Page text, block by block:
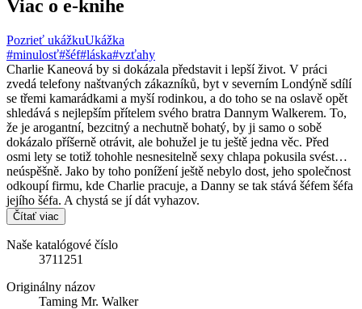
Viac o e-knihe
Pozrieť ukážkuUkážka
#minulosť#šéf#láska#vzťahy
Charlie Kaneová by si dokázala představit i lepší život. V práci
zvedá telefony naštvaných zákazníků, byt v severním Londýně sdílí
se třemi kamarádkami a myší rodinkou, a do toho se na oslavě opět
shledává s nejlepším přítelem svého bratra Dannym Walkerem. To,
že je arogantní, bezcitný a nechutně bohatý, by ji samo o sobě
dokázalo příšerně otrávit, ale bohužel je tu ještě jedna věc. Před
osmi lety se totiž tohohle nesnesitelně sexy chlapa pokusila svést…
neúspěšně. Jako by toho ponížení ještě nebylo dost, jeho společnost
odkoupí firmu, kde Charlie pracuje, a Danny se tak stává šéfem šéfa
jejího šéfa. A chystá se jí dát vyhazov.
Čítať viac
Naše katalógové číslo
3711251
Originálny názov
Taming Mr. Walker